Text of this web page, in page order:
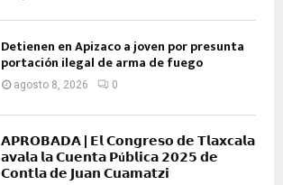
Detienen en Apizaco a joven por presunta
portación ilegal de arma de fuego
agosto 8, 2026 0
𝗔𝗣𝗥𝗢𝗕𝗔𝗗𝗔 | 𝗘𝗹 𝗖𝗼𝗻𝗴𝗿𝗲𝘀𝗼 𝗱𝗲 𝗧𝗹𝗮𝘅𝗰𝗮𝗹𝗮
𝗮𝘃𝗮𝗹𝗮 𝗹𝗮 𝗖𝘂𝗲𝗻𝘁𝗮 𝗣ú𝗯𝗹𝗶𝗰𝗮 𝟮𝟬𝟮𝟱 𝗱𝗲
𝗖𝗼𝗻𝘁𝗹𝗮 𝗱𝗲 𝗝𝘂𝗮𝗻 𝗖𝘂𝗮𝗺𝗮𝘁𝘇𝗶